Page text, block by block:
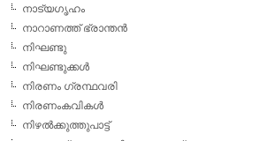
നാട്യഗൃഹം
നാറാണത്ത് ഭ്രാന്തന്‍
നിഘണ്ടു
നിഘണ്ടുക്കള്‍
നിരണം ഗ്രന്ഥവരി
നിരണംകവികള്‍
നിഴല്‍ക്കുത്തുപാട്ട്